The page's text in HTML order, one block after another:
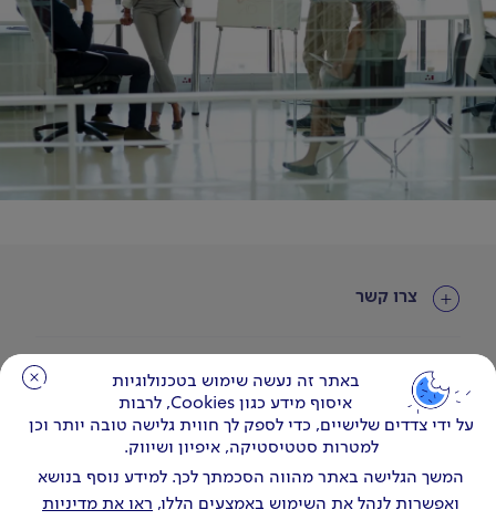
באתר זה נעשה שימוש בטכנולוגיות
איסוף מידע כגון Cookies, לרבות
על ידי צדדים שלישיים, כדי לספק לך חווית גלישה טובה יותר וכן
למטרות סטטיסטיקה, איפיון ושיווק.
המשך הגלישה באתר מהווה הסכמתך לכך. למידע נוסף בנושא
ואפשרות לנהל את השימוש באמצעים הללו, ראו את מדיניות
באתר זה נעשה שימוש בטכנולוגיות
איסוף מידע כגון Cookies, לרבות
על ידי צדדים שלישיים, כדי לספק לך חווית גלישה טובה יותר וכן
למטרות סטטיסטיקה, איפיון ושיווק.
המשך הגלישה באתר מהווה הסכמתך לכך. למידע נוסף בנושא
ואפשרות לנהל את השימוש באמצעים הללו, ראו את מדיניות
צרו קשר
עוד באתר